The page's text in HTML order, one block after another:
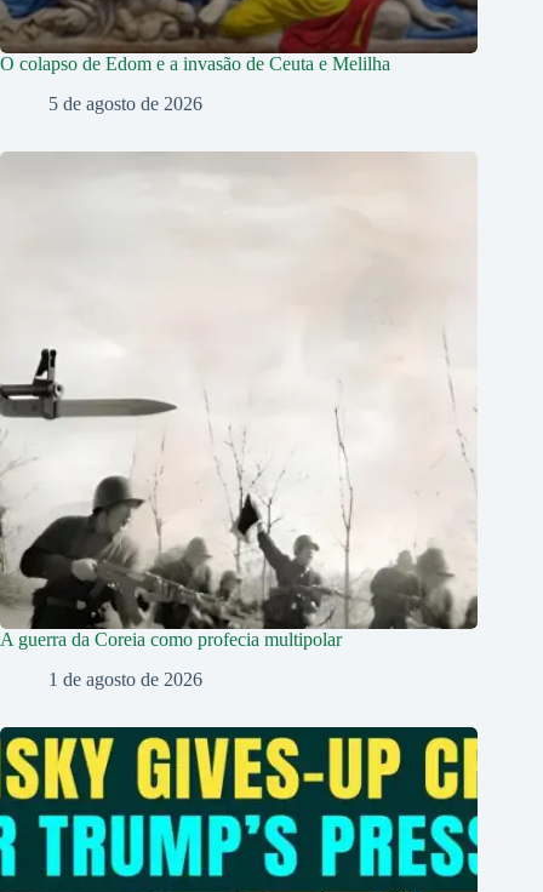
O colapso de Edom e a invasão de Ceuta e Melilha
5 de agosto de 2026
A guerra da Coreia como profecia multipolar
1 de agosto de 2026